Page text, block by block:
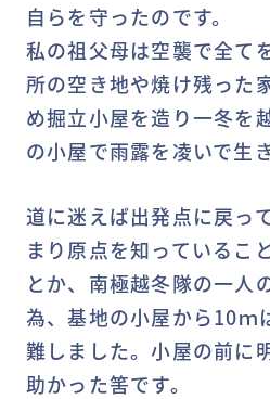
自らを守ったのです。
私の祖父母は空襲で全て
所の空き地や焼け残った
め掘立小屋を造り一冬を
の小屋で雨露を凌いで生
道に迷えば出発点に戻っ
まり原点を知っているこ
とか、南極越冬隊の一人
為、基地の小屋から10ｍ
難しました。小屋の前に
助かった筈です。